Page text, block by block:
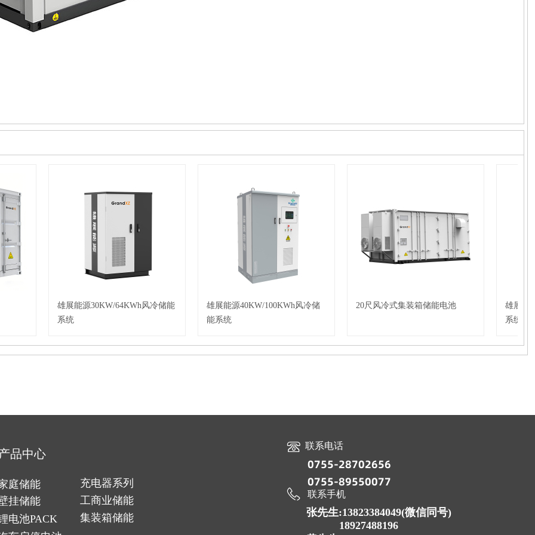
雄展能源30KW/64KWh风冷储能
系统
雄展能源40KW/100KWh风冷储
能系统
20尺风冷式集装箱储能电池
雄展能
系统
充电器系列
品中心
联系电话
张先生:13823384049(微信同号)
18927488196
0755-28702656
0755-89550077
联系手机
庭储能
电池PACK
挂储能 工商业储能
集装箱储能